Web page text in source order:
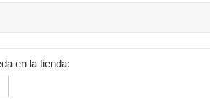
en la tienda: